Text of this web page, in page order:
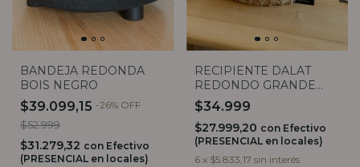
BANDEJA REDONDA
BOIS NEGRO
$39.099,15 -26% OFF
$52.999
$31.279,32 con Efectivo
(PRESENCIAL en locales)
RECIPIENTE DALAT
REDONDO GRANDE
40X10
$34.999
$27.999,20 con Efectivo
(PRESENCIAL en locales)
6 x $5.833,17 sin interés